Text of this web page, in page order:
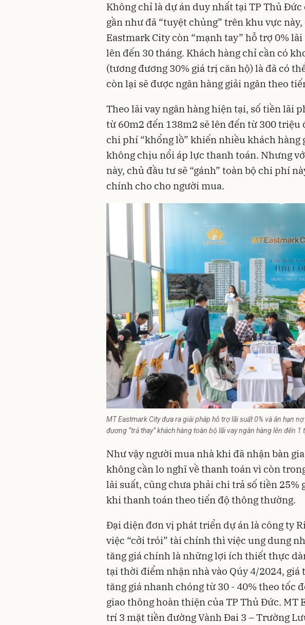
Không chỉ là dự án duy nhất tại TP Thủ
gần như đã “tuyệt chủng” trên khu vực
Eastmark City còn “mạnh tay” hỗ trợ 0% lãi
lên đến 30 tháng. Khách hàng chỉ cần có
(tương đương 30% giá trị căn hộ) là đã có
còn lại sẽ được ngân hàng giải ngân theo
Theo lãi vay ngân hàng hiện tại, số tiền lãi
từ 60m2 đến 138m2 sẽ lên đến từ 300 triệu
chi phí “khổng lồ” khiến nhiều khách hàng
không chịu nổi áp lực thanh toán. Nhưng
này, chủ đầu tư sẽ “gánh” toàn bộ chi phí
chính cho cho người mua.
MT Eastmark City đưa ra giải pháp hỗ trợ lãi suất 0% và ân hạn
đương “trả thay” khách hàng toàn bộ lãi vay ngân hàng lên đến 1
Như vậy người mua nhà khi đã nhận bàn
không cần lo nghĩ về thanh toán vì còn
lãi suất, cũng chưa phải chi trả số tiền 25%
khi thanh toán theo tiến độ thông thường.
Đại diện đơn vị phát triển dự án là công ty
việc “cởi trói” tài chính thì việc ung dung
tăng giá chính là những lợi ích thiết thực
tại thời điểm nhận nhà vào Qúy 4/2024, giá
tăng giá nhanh chóng từ 30 - 40% theo tốc
giao thông hoàn thiện của TP Thủ Đức. MT
trí 3 mặt tiền đường Vành Đai 3 – Trường